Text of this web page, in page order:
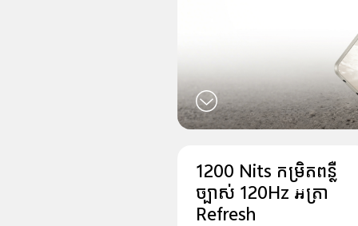
1200 Nits កម្រិតពន្លឺ
ច្បាស់ 120Hz អត្រា
Refresh